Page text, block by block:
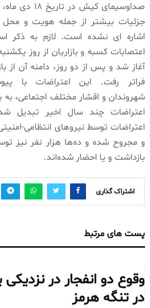
صداوسیمای
جزئیات بیشتر از جمله هویت و محل
اشاره ای نشده است. لازم به ذکر
آغاز شد و پس از دو روز، دامنه آن از
فراتر رفت. این اعتراضات با
شهروندان و اقشار مختلف اجتماعی، به
اعتراضات چند سال اخیر تبدیل
اعتراضات توسط نیروهای انتظامی-
و مجروح شده و ده‌ها هزار نفر نیز
بازداشت و یا احضار شده‌اند.
اشتراک گذاری
پست های مرتبط
وقوع دو انفجار در
در تنگه هرمز